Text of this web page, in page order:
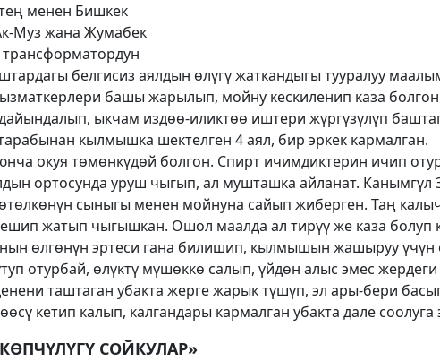
менен Бишкек
Муз жана Жумабек
белгисиз аялдын өлүгү жаткандыгы тууралуу
башы жарылып, мойну кескиленип каза
ыкчам издөө-иликтөө иштери жүргүзүлүп
кылмышка шектелген 4 аял, бир эркек кармалган.
окуя төмөнкүдөй болгон. Спирт ичимдиктерин ичип
ортосунда уруш чыгып, ал мушташка айланат.
сыныгы менен мойнуна сайып жиберген. Таң
жатып чыгышкан. Ошол маалда ал тирүү же каза болуп
өлгөнүн эртеси гана билишип, кылмышын жашыруу үчүн
отурбай, өлүктү мүшөккө салып, үйдөн алыс эмес
таштаган убакта жерге жарык түшүп, эл ары-бери
кетип калып, калгандары кармалган убакта дале соолуга
СОЙКУЛАР»